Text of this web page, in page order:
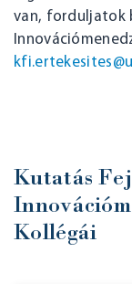
van, forduljatok
Kutatás
Kollégái